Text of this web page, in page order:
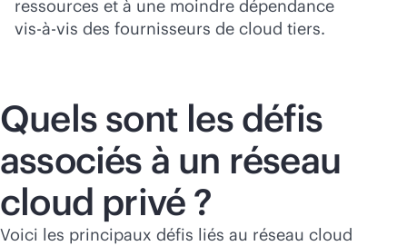
ressources et à une moindre dépendance
vis-à-vis des fournisseurs de cloud tiers.
Quels sont les défis
associés à un réseau
cloud privé ?
Voici les principaux défis liés au réseau cloud